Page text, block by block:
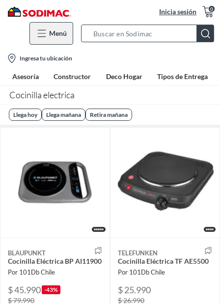
Inicia sesión 0
Menú
Bar
location-
icon
Ingresa tu ubicación
Asesoría Constructor Deco Hogar Tipos de Entrega
Cocinilla electrica
Llega hoy Llega mañana Retira mañana
BLAUPUNKT
Cocinilla Eléctrica BP AI11900
Por 101Db Chile
$ 45.990 -43%
$ 79.990
TELEFUNKEN
Cocinilla Eléctrica TF AE5500
Por 101Db Chile
$ 25.990
$ 26.990